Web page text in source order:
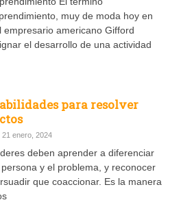
muy de moda hoy en
americano Gifford
el desarrollo de una actividad
para resolver
21 enero, 2024
deben aprender a diferenciar
y el problema, y reconocer
que coaccionar. Es la manera